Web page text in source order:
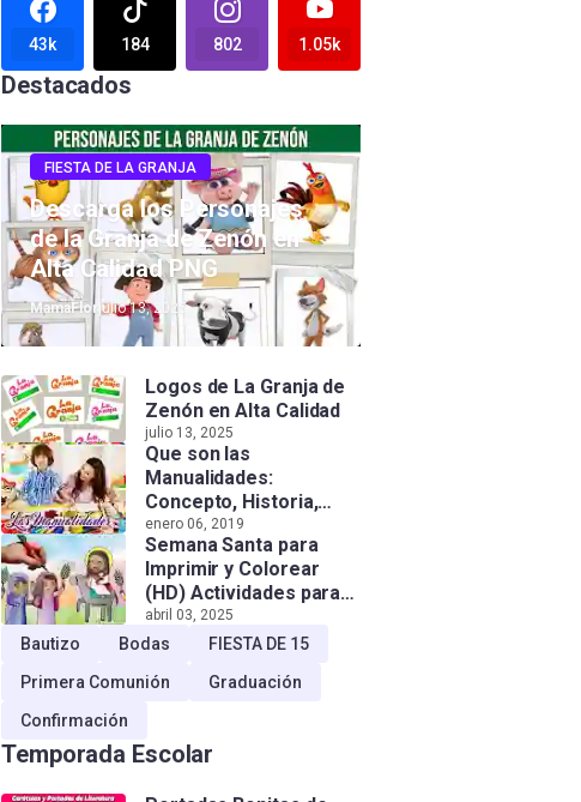
43k 184 802 1.05k
Destacados
FIESTA DE LA GRANJA
Descarga los Personajes
de la Granja de Zenón en
Alta Calidad PNG
MamaFlorjulio 13, 2025
Logos de La Granja de
Zenón en Alta Calidad
julio 13, 2025
Que son las
Manualidades:
Concepto, Historia,
Tipos e Importancia
enero 06, 2019
Semana Santa para
Imprimir y Colorear
(HD) Actividades para
Niños!
abril 03, 2025
Bautizo Bodas
FIESTA DE 15
Primera Comunión
Graduación
Confirmación
Temporada Escolar